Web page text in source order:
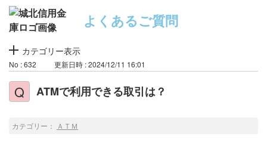
よくあるご質問
カテゴリー表示
No : 632 更新日時 : 2024/12/11 16:01
ATMで利用できる取引は？
カテゴリー： ＡＴＭ